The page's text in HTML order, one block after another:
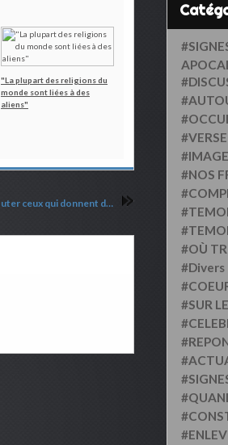
"La plupart des religions du
monde sont liées à des
aliens"
Pourquoi il ne faut jamais écouter ceux qui donnent des dates de fin du monde ?
#NOS
#OÙ
#Divers
#SUR